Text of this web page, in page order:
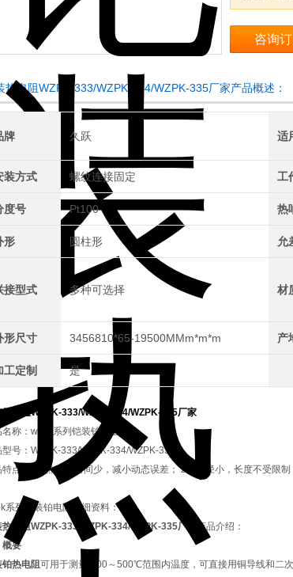
咨询
热电阻WZPK-333/WZPK-334/WZPK-335厂家产品概述：
牌 久跃 适
装方式 螺纹连接固定 工
度号 Pt100 热
形 圆柱形 允
接型式 多种可选择 材
形尺寸 3456810*65-19500MMm*m*m 产
工定制 是
热电阻WZPK-333/WZPK-334/WZPK-335厂家
称： wzpk系列铠装铂电阻
号： WZPK-333/WZPK-334/WZPK-335
点：
1）热响应时间少，减小动态误差； 2）直径小，长度不受限
系列铠装铂电阻详细资料：
热电阻WZPK-333/WZPK-334/WZPK-335厂家
产品介绍：
概要
铂热电阻可用于测量-200～500℃范围内温度，可直接用铜导线和二